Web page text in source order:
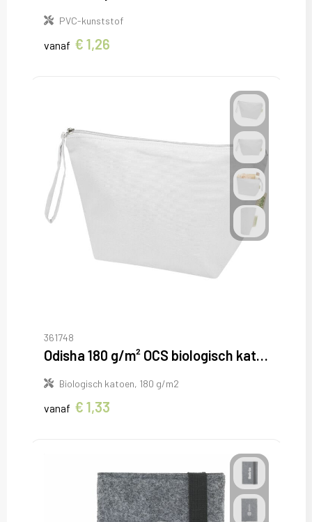
PVC-kunststof
vanaf € 1,26
361748
Odisha 180 g/m² OCS biologisch katoenen grote accessoiretas 3L
Biologisch katoen, 180 g/m2
vanaf € 1,33